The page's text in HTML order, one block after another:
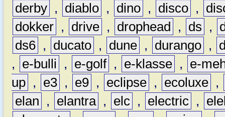
derby , diablo , dino , disco ,
dokker , drive , drophead , ds ,
ds6 , ducato , dune , durango ,
,
e-bulli , e-golf , e-klasse ,
e-
up , e3 , e9 , eclipse , ecoluxe ,
elan
, elantra , elc , electric ,